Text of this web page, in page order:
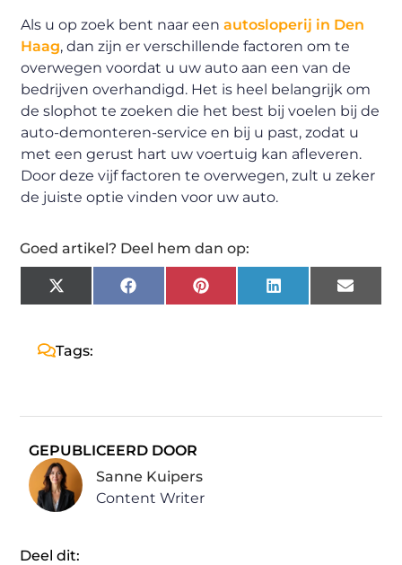
Als u op zoek bent naar eenautosloperij in Den
Haag, dan zijn er verschillende factoren om te
overwegen voordat u uw auto aan een van de
bedrijven overhandigd. Het is heel belangrijk om
de slophot te zoeken die het best bij voelen bij de
auto-demonteren-service en bij u past, zodat u
met een gerust hart uw voertuig kan afleveren.
Door deze vijf factoren te overwegen, zult u zeker
de juiste optie vinden voor uw auto.
Goed artikel? Deel hem dan op:
X
(Twitter)
FacebookPinterestLinkedIn Email
Tags:
GEPUBLICEERD DOOR
Sanne Kuipers
Content Writer
Deel dit: